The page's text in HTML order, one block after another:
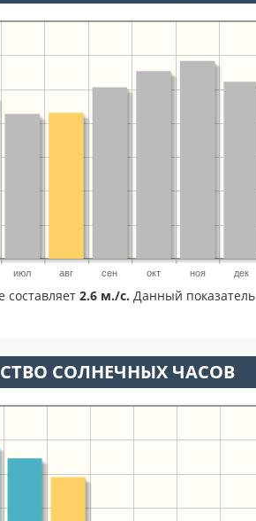
июл авг сен окт ноя дек
составляет 2.6 м./с. Данный показатель
СОЛНЕЧНЫХ ЧАСОВ